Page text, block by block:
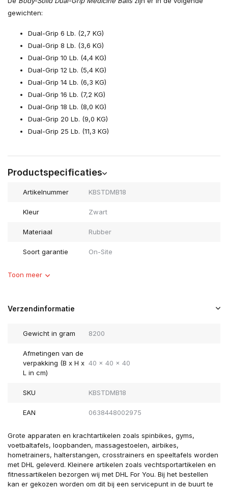
gewichten:
Dual-Grip 6 Lb. (2,7 KG)
Dual-Grip 8 Lb. (3,6 KG)
Dual-Grip 10 Lb. (4,4 KG)
Dual-Grip 12 Lb. (5,4 KG)
Dual-Grip 14 Lb. (6,3 KG)
Dual-Grip 16 Lb. (7,2 KG)
Dual-Grip 18 Lb. (8,0 KG)
Dual-Grip 20 Lb. (9,0 KG)
Dual-Grip 25 Lb. (11,3 KG)
Productspecificaties
Artikelnummer KBSTDMB18
Kleur Zwart
Materiaal Rubber
Soort garantie On-Site
Toon meer
Verzendinformatie
Gewicht in gram 8200
Afmetingen van de
verpakking (B x H x
L in cm)
40 x 40 x 40
SKU KBSTDMB18
EAN 0638448002975
Grote apparaten en krachtartikelen zoals spinbikes, gyms,
voetbaltafels, loopbanden, massagestoelen, airbikes,
hometrainers, halterstangen, crosstrainers en speeltafels worden
met DHL geleverd. Kleinere artikelen zoals vechtsportartikelen en
fitnessartikelen bezorgen wij met DHL For You. Bij het bestellen
kan er gekozen worden om dit bij een servicepunt in de buurt te